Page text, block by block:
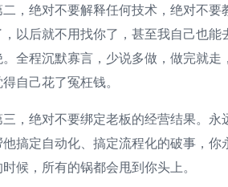
二，绝对不要解释任何技术，绝对不
，以后就不用找你了，甚至我自己也
。全程沉默寡言，少说多做，做完就
自己花了冤枉钱。
三，绝对不要绑定老板的经营结果。
他搞定自动化、搞定流程化的破事，
候，所有的锅都会甩到你头上。